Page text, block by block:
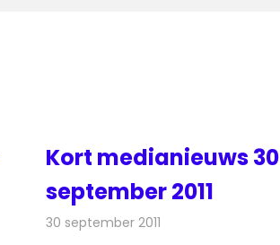
Kort medianieuws 30
september 2011
30 september 2011